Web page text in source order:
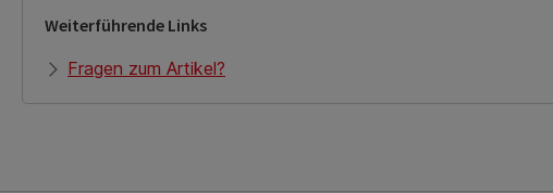
Weiterführende Links
Fragen zum Artikel?